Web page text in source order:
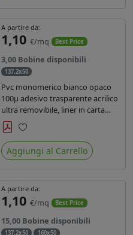
A partire da:
1,10 €/mq Best Price
3,00 Bobine disponibili
137,2x50
Pvc monomerico bianco opaco
100µ adesivo trasparente acrilico
ultra removibile, liner in carta
kraft da 140gr/mq. Durata 3 anni.
Dotato di certificato FR B1 e
conforme alla normativa REACH.
Preferiti
Aggiungi al Carrello
A partire da:
1,10 €/mq Best Price
15,00 Bobine disponibili
137,2x50 160x50